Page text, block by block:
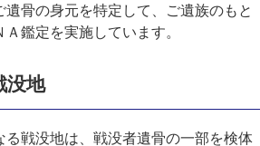
遺骨の身元を特定して、ご遺族のもと
鑑定を実施しています。
没地
る戦没地は、戦没者遺骨の一部を検体